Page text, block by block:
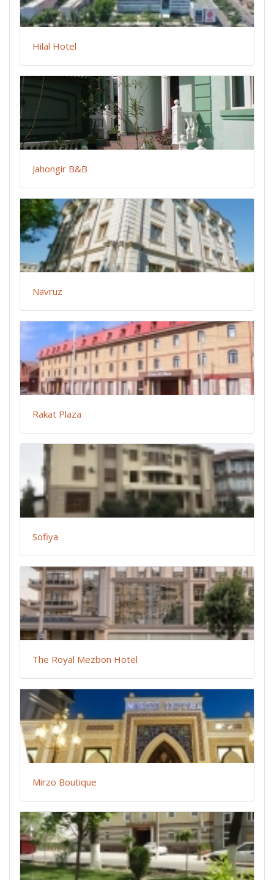
Hilal Hotel
Jahongir B&B
Navruz
Rakat Plaza
Sofiya
The Royal Mezbon Hotel
Mirzo Boutique